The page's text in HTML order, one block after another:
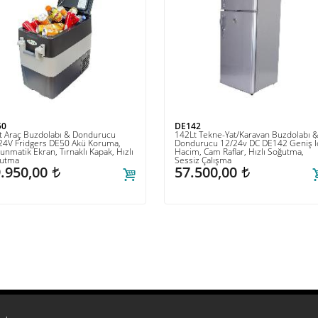
Araç Buzdolabı & Dondurucu
Fridgers DE50 Akü Koruma,
Ekran, Tırnaklı Kapak, Hızlı
t
DE142
142Lt Tekne-Yat/Karavan Buzdolabı &
Dondurucu 12/24v DC DE142 Geniş
Hacim, Cam Raflar, Hızlı Soğutma,
Sessiz Çalışma
57.500,00 t